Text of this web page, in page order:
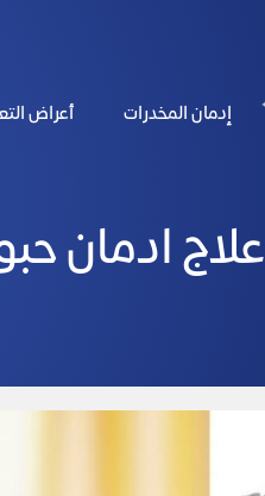
إدمان المخدرات أعراض
علاج ادمان